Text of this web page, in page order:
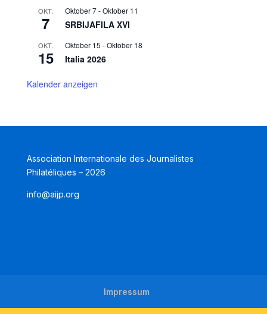
OKT.
7
Oktober 7-Oktober 11
SRBIJAFILA XVI
OKT.
15
Oktober 15 -Oktober 18
Italia 2026
Kalender anzeigen
Association Internationale des Journalistes
Philatéliques – 2026
info@aijp.org
Impressum